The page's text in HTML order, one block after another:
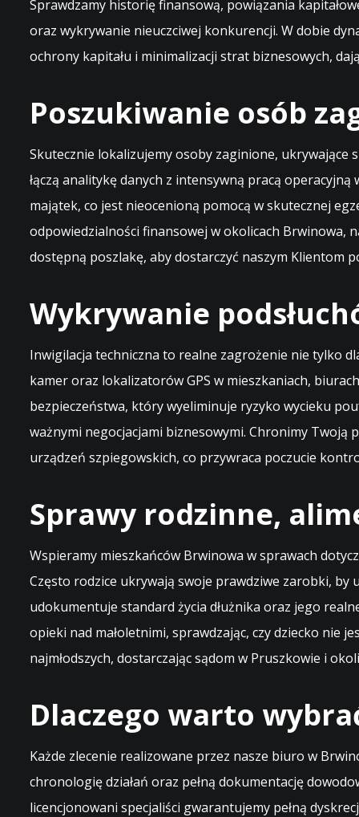
Sprawdzamy historię finansową, powiązania
oraz wykrywanie nieuczciwej konkurencji. W dobie
ochrony kapitału i minimalizacji strat biznesowych,
Poszukiwanie osób
Skutecznie lokalizujemy osoby zaginione, ukrywające
łączą analitykę danych z intensywną pracą
majątek, co jest nieocenioną pomocą w skutecznej
odpowiedzialności finansowej w okolicach Brwinowa,
dostępną poszlakę, aby dostarczyć naszym Klientom
Wykrywanie
Inwigilacja techniczna to realne zagrożenie nie tylko
kamer oraz lokalizatorów GPS w mieszkaniach,
bezpieczeństwa, który wyeliminuje ryzyko wycieku
ważnymi negocjacjami biznesowymi. Chronimy
urządzeń szpiegowskich, co przywraca poczucie
Sprawy rodzinne,
Wspieramy mieszkańców Brwinowa w sprawach
Często rodzice ukrywają swoje prawdziwe zarobki, by
udokumentuje standard życia dłużnika oraz jego
opieki nad małoletnimi, sprawdzając, czy dziecko nie
najmłodszych, dostarczając sądom w Pruszkowie i
Dlaczego warto
Każde zlecenie realizowane przez nasze biuro w
chronologię działań oraz pełną dokumentację
licencjonowani specjaliści gwarantujemy pełną